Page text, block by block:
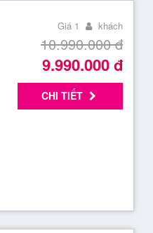
Giá 1 khách
10.990.000đ
9.990.000đ
CHI TIẾT